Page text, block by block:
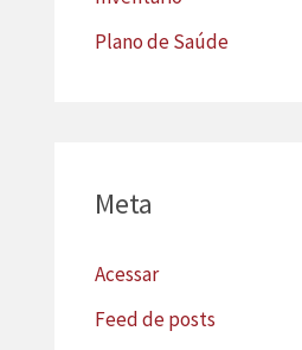
Plano de Saúde
Meta
Acessar
Feed de posts